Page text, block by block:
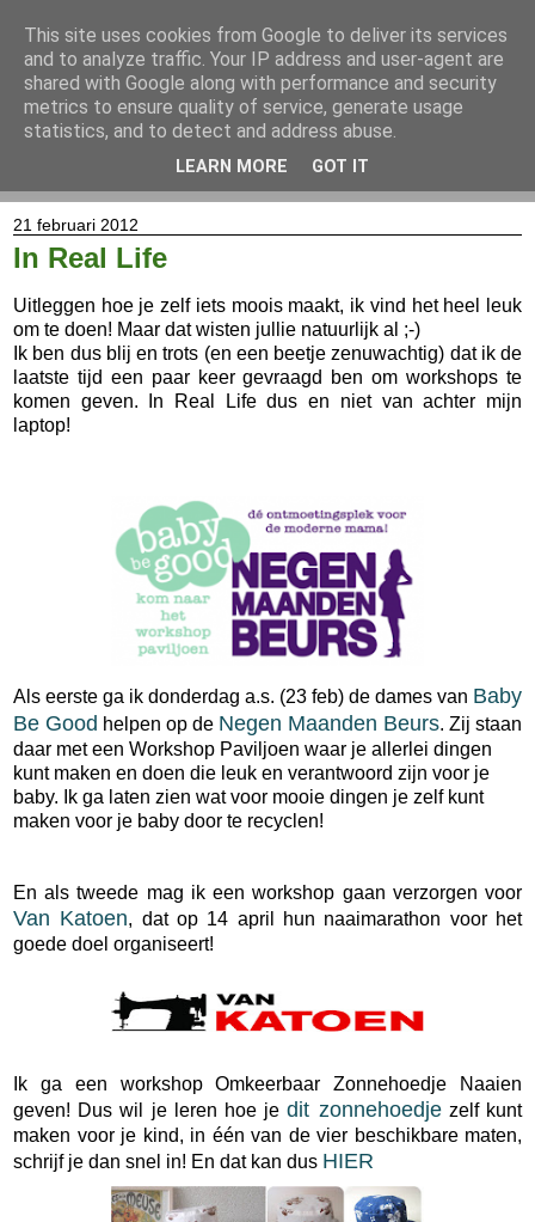
21 februari 2012
In Real Life
Uitleggen hoe je zelf iets moois maakt, ik vind het heel leuk
om te doen! Maar dat wisten jullie natuurlijk al ;-)
Ik ben dus blij en trots (en een beetje zenuwachtig) dat ik de
laatste tijd een paar keer gevraagd ben om workshops te
komen geven. In Real Life dus en niet van achter mijn
laptop!
Als eerste ga ik donderdag a.s. (23 feb) de dames van Baby
Be Good helpen op de Negen Maanden Beurs. Zij staan
daar met een Workshop Paviljoen waar je allerlei dingen
kunt maken en doen die leuk en verantwoord zijn voor je
baby. Ik ga laten zien wat voor mooie dingen je zelf kunt
maken voor je baby door te recyclen!
En als tweede mag ik een workshop gaan verzorgen voor
Van Katoen, dat op 14 april hun naaimarathon voor het
goede doel organiseert!
Ik ga een workshop Omkeerbaar Zonnehoedje Naaien
geven! Dus wil je leren hoe jedit zonnehoedjezelf kunt
maken voor je kind, in één van de vier beschikbare maten,
schrijf je dan snel in! En dat kan dus HIER
This site uses cookies from Google to deliver its services
and to analyze traffic. Your IP address and user-agent are
shared with Google along with performance and security
metrics to ensure quality of service, generate usage
statistics, and to detect and address abuse.
LEARN MORE GOT IT